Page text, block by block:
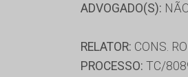
ADVOGADO(S):
RELATOR: CONS.
PROCESSO: TC/